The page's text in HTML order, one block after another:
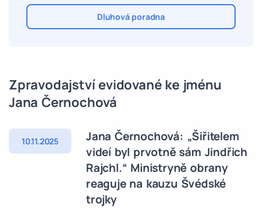
Dluhová poradna
Zpravodajství evidované ke jménu
Jana Černochová
10.11.2025
Jana Černochová: „Šiřitelem
videí byl prvotně sám Jindřich
Rajchl.“ Ministryně obrany
reaguje na kauzu Švédské
trojky